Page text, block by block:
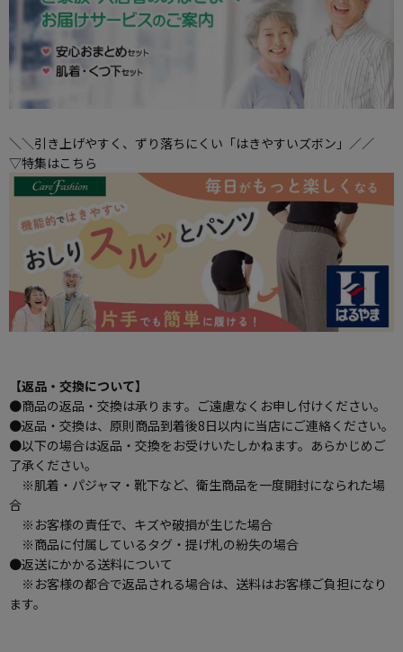
＼＼引き上げやすく、ずり落ちにくい「はきやすいズボン」／／
▽特集はこちら
【返品・交換について】
●商品の返品・交換は承ります。ご遠慮なくお申し付けください。
●返品・交換は、原則商品到着後8日以内に当店にご連絡ください。
●以下の場合は返品・交換をお受けいたしかねます。あらかじめご
了承ください。
※肌着・パジャマ・靴下など、衛生商品を一度開封になられた場
合
※お客様の責任で、キズや破損が生じた場合
※商品に付属しているタグ・提げ札の紛失の場合
●返送にかかる送料について
※お客様の都合で返品される場合は、送料はお客様ご負担になり
ます。